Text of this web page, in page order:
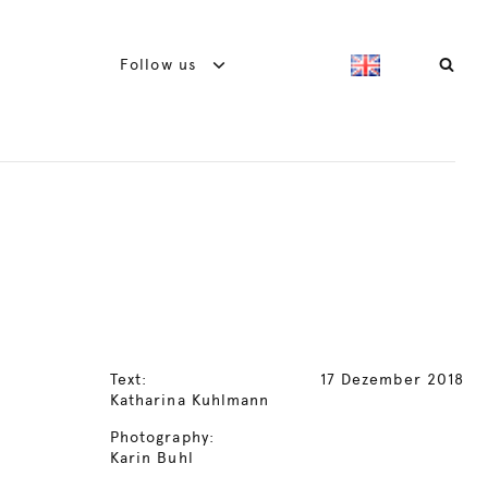
Follow us
Text:
Katharina Kuhlmann
Photography:
Karin Buhl
17 Dezember 2018